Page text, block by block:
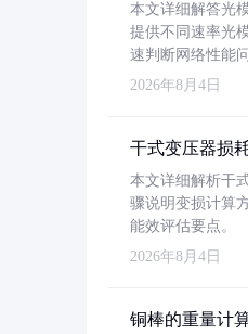
本文详细解答光
提供不同速率光
速判断网络性能问
2026年8月4日
干式变压器损
本文详细解析干
骤说明变损计算
能效评估要点。
2026年8月4日
铜棒的重量计